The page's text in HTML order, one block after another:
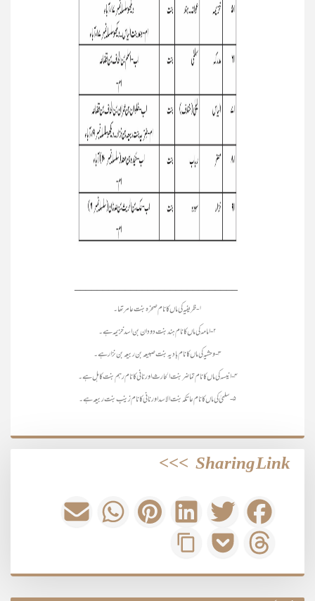
_____________________________
۲- امامہ کی ماں کا نام ہند بنت دودان بن اسد خزیمہ ہے۔
۳- وحشیہ کی ماں کا نام بادیہ بنت صبیعہ بن ربیعہ بن نزار ہے۔
۴- انیسہ کی ماں کانام تماضر بنت الحارث اور نانی کا نام رہم بنت کاہل ہے۔
۵- سلمیٰ کی ماں کا نام عاتکہ بنت الاسد اور نانی کا نام زینب بنت ربیعہ ہے۔
Sharing Link
>>>